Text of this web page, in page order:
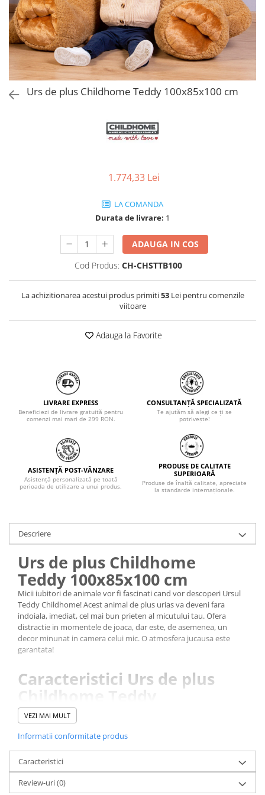
Consultanta Instalare
Jucarii de Sortare
Jucarii de tras
Jucarii din plus
Jucarii muzicale
Jucarii pentru baie
Jucarii Senzoriale
PAPUSI
Urs de plus Childhome Teddy 100x85x100 cm
1.774,33 Lei
LA COMANDA
Durata de livrare: 1
ADAUGA IN COS
Cod Produs: CH-CHSTTB100
La achizitionarea acestui produs primiti53Lei pentru comenzile
viitoare
Adauga la Favorite
LIVRARE EXPRESS
Beneficiezi de livrare gratuită pentru
comenzi mai mari de 299 RON.
CONSULTANȚĂ SPECIALIZATĂ
Te ajutăm să alegi ce ți se
potrivește!
ASISTENȚĂ POST-VÂNZARE
Asistență personalizată pe toată
perioada de utilizare a unui produs.
PRODUSE DE CALITATE
SUPERIOARĂ
Produse de înaltă calitate, apreciate
la standarde internaționale.
Descriere
Urs de plus Childhome
Teddy 100x85x100 cm
Micii iubitori de animale vor fi fascinati cand vor descoperi Ursul
Teddy Childhome! Acest animal de plus urias va deveni fara
indoiala, imediat, cel mai bun prieten al micutului tau. Ofera
distractie in momentele de joaca, dar este, de asemenea, un
decor minunat in camera celui mic. O atmosfera jucausa este
garantata!
Caracteristici Urs de plus
100x85x100 cm:
Un prieten loial pentru toti copiii.
Ideal pentru distractia celor mici dar si un obiect de decor
minunat.
Stimuleaza imaginatia si creativitatea.
Plus super moale datorita poliesterului de inalta calitate.
VEZI MAI MULT
Informatii conformitate produs
Caracteristici
Review-uri(0)